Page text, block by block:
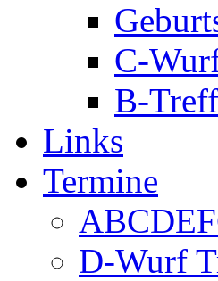
C-
B-
Links
Termine
D-Wurf